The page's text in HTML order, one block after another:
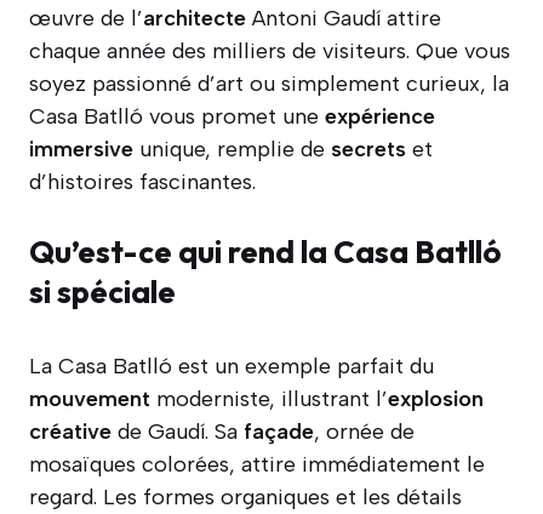
œuvre de l’architecte Antoni Gaudí attire
chaque année des milliers de visiteurs. Que vous
soyez passionné d’art ou simplement curieux, la
Casa Batlló vous promet une expérience
immersive unique, remplie de secrets et
d’histoires fascinantes.
Qu’est-ce qui rend la Casa Batlló
si spéciale
La Casa Batlló est un exemple parfait du
mouvement moderniste, illustrant l’explosion
créative de Gaudí. Sa façade, ornée de
mosaïques colorées, attire immédiatement le
regard. Les formes organiques et les détails